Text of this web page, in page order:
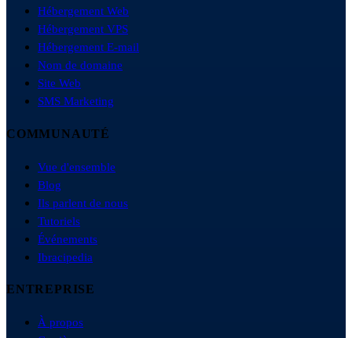
Hébergement Web
Hébergement VPS
Hébergement E-mail
Nom de domaine
Site Web
SMS Marketing
COMMUNAUTÉ
Vue d'ensemble
Blog
Ils parlent de nous
Tutoriels
Événements
Ibracipedia
ENTREPRISE
À propos